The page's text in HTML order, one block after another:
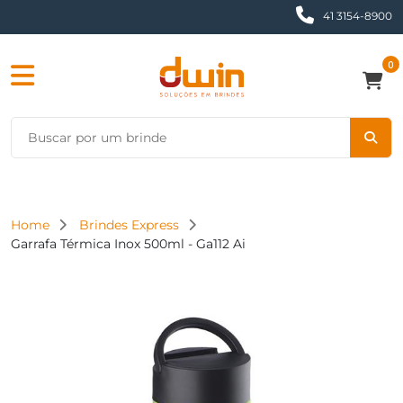
41 3154-8900
0
Home
Brindes Express
Garrafa Térmica Inox 500ml - Ga112 Ai